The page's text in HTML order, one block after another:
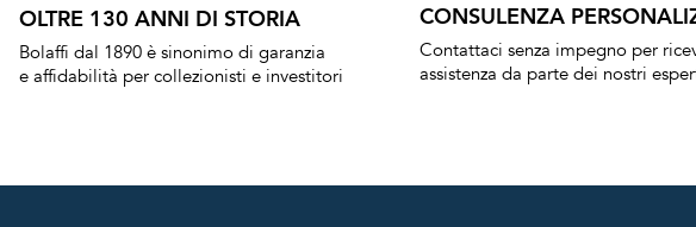
OLTRE 130 ANNI DI STORIA
Bolaffi dal 1890 è sinonimo di garanzia
e affidabilità per collezionisti e investitori
CONSULENZA
Contattaci senza impegno per
assistenza da parte dei nostri